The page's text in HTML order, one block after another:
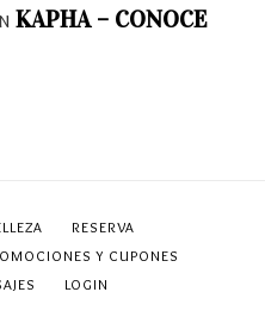
KAPHA – CONOCE
RESERVA
Y CUPONES
LOGIN